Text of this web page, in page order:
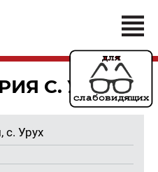
С. УРУХ
с. Урух